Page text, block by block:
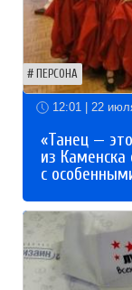
ПЕРСОНА
12:01 | 22
«Танец —
из Каменска
с